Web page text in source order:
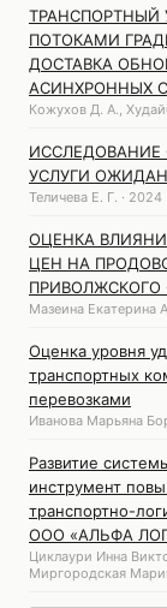
ТРАНСПОРТНЫЙ
ПОТОКАМИ
ДОСТАВКА
АСИНХРОННЫХ
Кожухов Д. А.,
ИССЛЕДОВАНИЕ
УСЛУГИ
Теличева Е. Г. · 2024
ОЦЕНКА
ЦЕН НА
ПРИВОЛЖСКОГО
Мазеина Екатерина
Оценка уровня
транспортных
перевозками
Иванова Марьяна
Развитие
инструмент
транспортно-
ООО «АЛЬФА
Циклаури Инна
Миргородская